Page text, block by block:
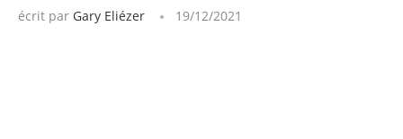
écrit par Gary Eliézer 19/12/2021